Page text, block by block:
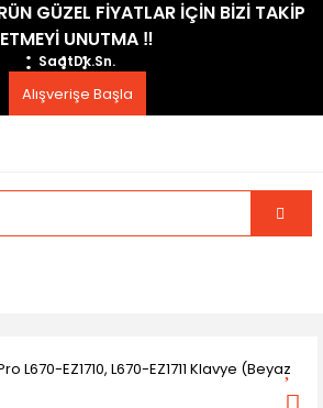
GÜZEL FİYATLAR İÇİN BİZİ TAKİP
ETMEYİ UNUTMA ​‼️​
SaatDk.Sn.
Alışverişe Başla